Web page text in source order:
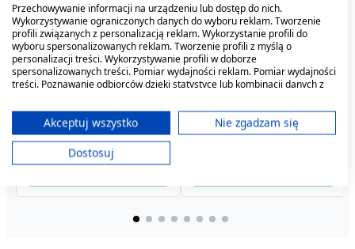
Mleko Nan Optipro Plus 1
4,79 zł
Mleko Nan SupremePro 1,
400 g
47,19 zł
Bebiko 1 nutriFLOR
początkowe dla
niemowląt, od urodzenia,
proszek, 550 g
50,39 zł
Bebilon 2 Advance
następne, po 6 miesiącu,
proszek, 550 g
59,69 zł
Bebilon Profutura Duo
118,09 zł
Nestle Nan SupremePro 3,
81,79 zł
Przechowywanie informacji na urządzeniu lub dostęp do nich.
Wykorzystywanie ograniczonych danych do wyboru reklam. Tworzenie
profili związanych z personalizacją reklam. Wykorzystanie profili do
wyboru spersonalizowanych reklam. Tworzenie profili z myślą o
personalizacji treści. Wykorzystywanie profili w doborze
spersonalizowanych treści. Pomiar wydajności reklam. Pomiar wydajności
treści. Poznawanie odbiorców dzięki statystyce lub kombinacji danych z
ograniczonych danych do wyboru treści.
Dane mogą być udostępniane poza Unię Europejską i wysyłane do USA.
Twoja zgoda i polityka cookie dotyczą wyłącznie tej witryny/aplikacji.
Wyświetl listę partnerów (11 dostawców IAB)
Cele przetwarzania IAB:
Przechowywanie informacji na urządzeniu
Akceptuj wszystko
Nie zgadzam się
Dostosuj